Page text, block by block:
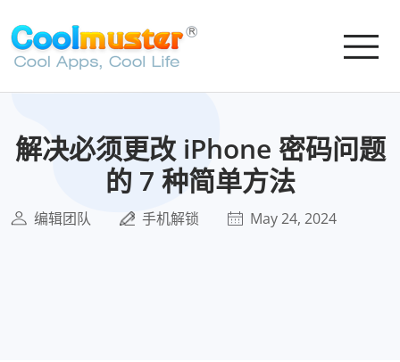
解决必须更改 iPhone 密码问题
的 7 种简单方法
编辑团队 手机解锁 May 24, 2024